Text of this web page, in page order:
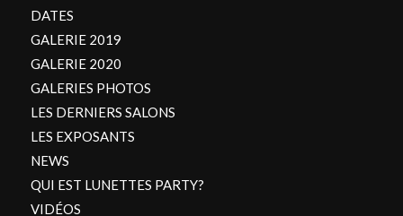
DATES
GALERIE 2019
GALERIE 2020
GALERIES PHOTOS
LES DERNIERS SALONS
LES EXPOSANTS
NEWS
QUI EST LUNETTES PARTY?
VIDÉOS